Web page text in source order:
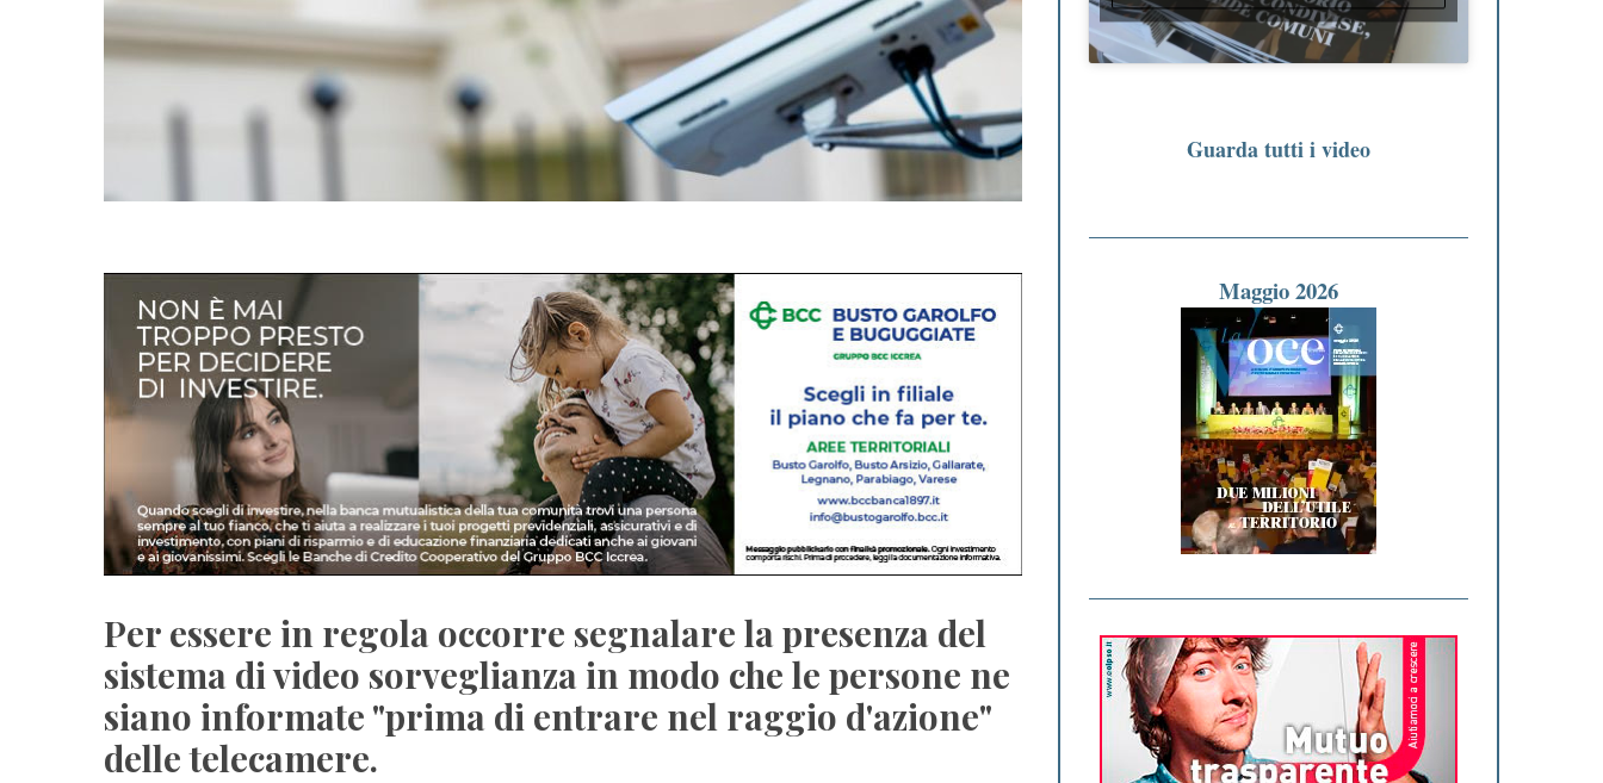
Per essere in regola occorre segnalare la presenza del
sistema di video sorveglianza in modo che le persone ne
siano informate "prima di entrare nel raggio d'azione"
delle telecamere.
Guarda tutti i video
Maggio 2026